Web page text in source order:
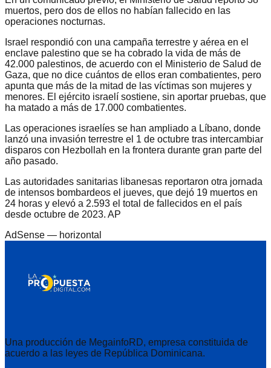
muertos, pero dos de ellos no habían fallecido en las
operaciones nocturnas.
Israel respondió con una campaña terrestre y aérea en el
enclave palestino que se ha cobrado la vida de más de
42.000 palestinos, de acuerdo con el Ministerio de Salud de
Gaza, que no dice cuántos de ellos eran combatientes, pero
apunta que más de la mitad de las víctimas son mujeres y
menores. El ejército israelí sostiene, sin aportar pruebas, que
ha matado a más de 17.000 combatientes.
Las operaciones israelíes se han ampliado a Líbano, donde
lanzó una invasión terrestre el 1 de octubre tras intercambiar
disparos con Hezbollah en la frontera durante gran parte del
año pasado.
Las autoridades sanitarias libanesas reportaron otra jornada
de intensos bombardeos el jueves, que dejó 19 muertos en
24 horas y elevó a 2.593 el total de fallecidos en el país
desde octubre de 2023. AP
AdSense — horizontal
Una producción de MegainfoRD, empresa constituida de
acuerdo a las leyes de República Dominicana.